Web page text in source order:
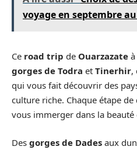
voyage en septembre
Ce road trip de Ouarzazate à
gorges de Todra et Tinerhir,
qui vous fait découvrir des
culture riche. Chaque étape de
vous immerger dans la
Des gorges de Dades aux